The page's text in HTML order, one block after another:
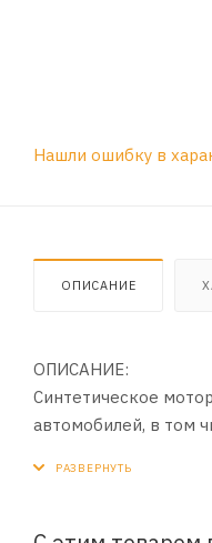
Нашли ошибку в
ОПИСАНИЕ
ОПИСАНИЕ:
Синтетическое
автомобилей, в том
Рекомендовано к